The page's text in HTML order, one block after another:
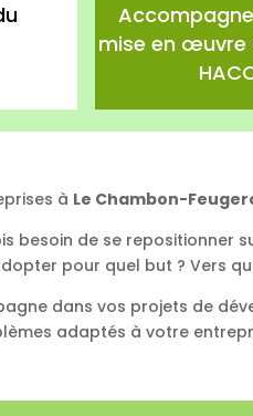
mise en œuvre
à Le Chambon-
besoin de se repositionner
pour quel but ? Vers
dans vos projets de
adaptés à votre